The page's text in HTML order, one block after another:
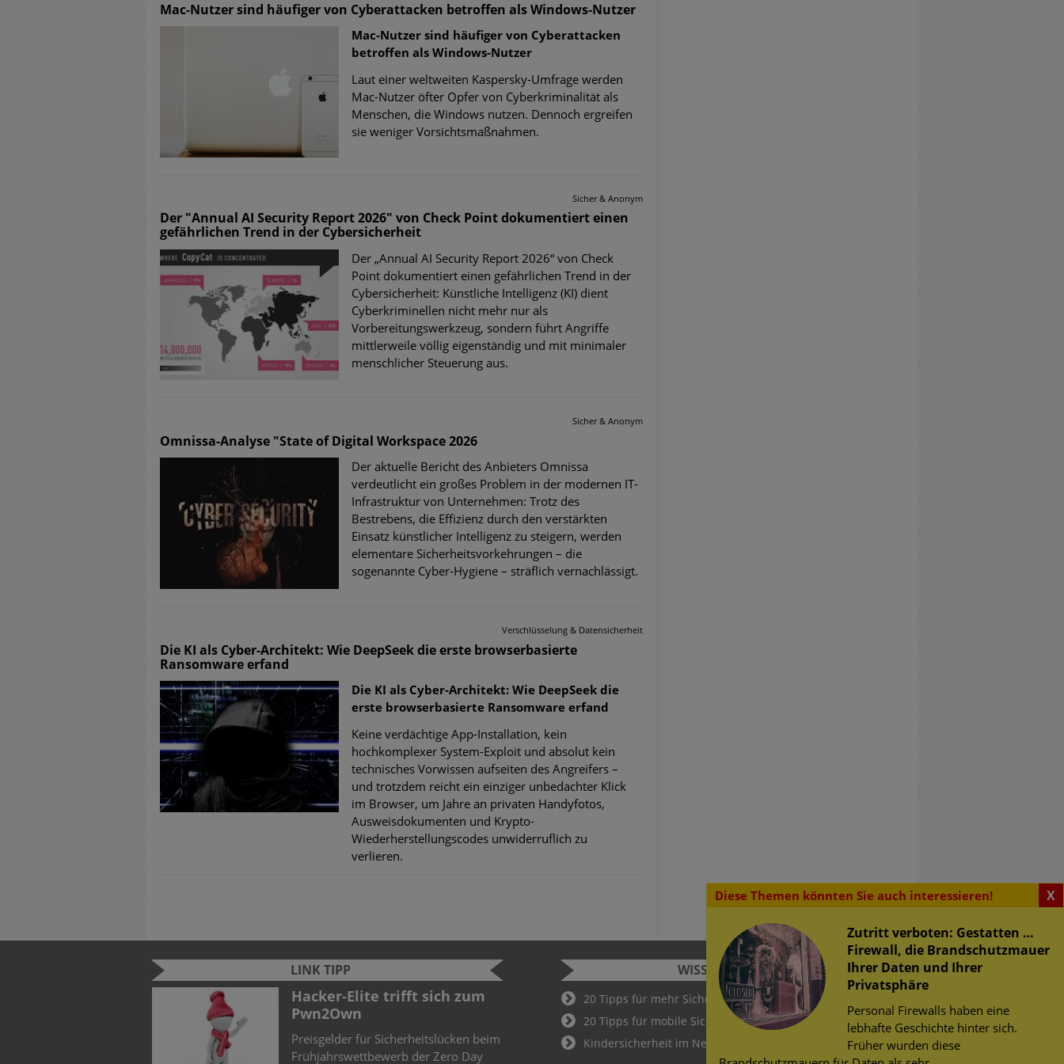
Mac-Nutzer sind häufiger von Cyberattacken betroffen als Windows-Nutzer
Mac-Nutzer sind häufiger von Cyberattacken
betroffen als Windows-Nutzer
Laut einer weltweiten Kaspersky-Umfrage werden
Mac-Nutzer öfter Opfer von Cyberkriminalität als
Menschen, die Windows nutzen. Dennoch ergreifen
sie weniger Vorsichtsmaßnahmen.
Sicher & Anonym
Der "Annual AI Security Report 2026" von Check Point dokumentiert einen
gefährlichen Trend in der Cybersicherheit
Der „Annual AI Security Report 2026“ von Check
Point dokumentiert einen gefährlichen Trend in der
Cybersicherheit: Künstliche Intelligenz (KI) dient
Cyberkriminellen nicht mehr nur als
Vorbereitungswerkzeug, sondern führt Angriffe
mittlerweile völlig eigenständig und mit minimaler
menschlicher Steuerung aus.
Sicher & Anonym
Omnissa-Analyse "State of Digital Workspace 2026
Der aktuelle Bericht des Anbieters Omnissa
verdeutlicht ein großes Problem in der modernen IT-
Infrastruktur von Unternehmen: Trotz des
Bestrebens, die Effizienz durch den verstärkten
Einsatz künstlicher Intelligenz zu steigern, werden
elementare Sicherheitsvorkehrungen – die
sogenannte Cyber-Hygiene – sträflich vernachlässigt.
Verschlüsselung & Datensicherheit
Die KI als Cyber-Architekt: Wie DeepSeek die erste browserbasierte
Ransomware erfand
Die KI als Cyber-Architekt: Wie DeepSeek die
erste browserbasierte Ransomware erfand
Keine verdächtige App-Installation, kein
hochkomplexer System-Exploit und absolut kein
technisches Vorwissen aufseiten des Angreifers –
und trotzdem reicht ein einziger unbedachter Klick
im Browser, um Jahre an privaten Handyfotos,
Ausweisdokumenten und Krypto-
Wiederherstellungscodes unwiderruflich zu
verlieren.
Diese Themen könnten Sie auch interessieren! X
Zutritt verboten: Gestatten …
Firewall, die Brandschutzmauer
Ihrer Daten und Ihrer
Privatsphäre
Personal Firewalls haben eine
lebhafte Geschichte hinter sich.
Früher wurden diese
LINK TIPP
Sicherheitsrisiken im
öffentlichen WLAN zur
Fußball-WM 2026
Sicherheitsrisiken im öffentlichen
Preisgelder für Sicherheitslücken beim
Cyber Security Challenge
2022
Schüler und Studenten können bei der
Cyber Security Challenge teilnehmen.
WISSENSWERTES
20 Tipps für mehr Sicherheit im Web
20 Tipps für mobile Sicherheit
Kindersicherheit im Netz